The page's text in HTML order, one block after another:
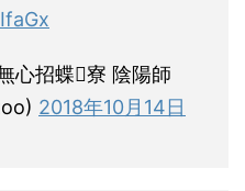
招蝶寮 陰陽師
2018年10月14日